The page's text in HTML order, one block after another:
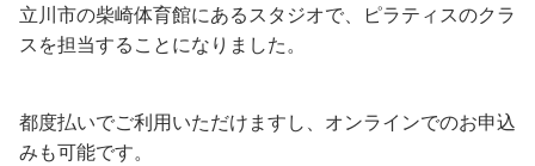
立川市の柴崎体育館にあるスタジオで、ピラティスのクラ
スを担当することになりました。
都度払いでご利用いただけますし、オンラインでのお申込
みも可能です。